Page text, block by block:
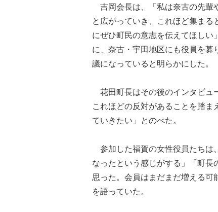
吉岡会長は、「私は奈古の先輩
と広がっていき、これほど集ま
にぜひ町民の意志を伝えてほしい
に、奈古・宇田地区にも役員を
議になっていると明らかにした。
花田町長はその後のインタビュ
これほどの反対があることを踏ま
ていきたい」とのべた。
参加した福賀の女性役員たちは
なったという感じがする」「町長
思った。会員はまだまだ増える可
を語っていた。